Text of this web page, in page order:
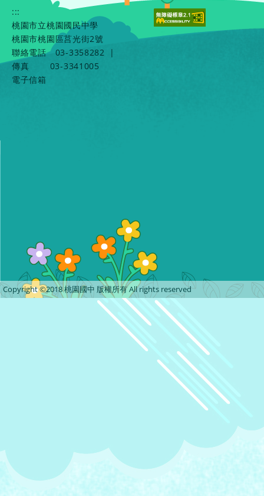
:::
桃園市立桃園國民中學
桃園市桃園區莒光街2號
聯絡電話
03-3358282
|
傳真
03-3341005
電子信箱
Copyright ©2018 桃園國中 版權所有 All rights reserved